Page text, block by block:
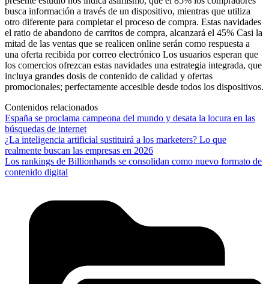
busca información a través de un dispositivo, mientras que utiliza
otro diferente para completar el proceso de compra. Estas navidades
el ratio de abandono de carritos de compra, alcanzará el 45% Casi la
mitad de las ventas que se realicen online serán como respuesta a
una oferta recibida por correo electrónico Los usuarios esperan que
los comercios ofrezcan estas navidades una estrategia integrada, que
incluya grandes dosis de contenido de calidad y ofertas
promocionales; perfectamente accesible desde todos los dispositivos.
Contenidos relacionados
España se proclama campeona del mundo y desata la locura en las
búsquedas de internet
¿La inteligencia artificial sustituirá a los marketers? Lo que
realmente buscan las empresas en 2026
Los rankings de Billionhands se consolidan como nuevo formato de
contenido digital